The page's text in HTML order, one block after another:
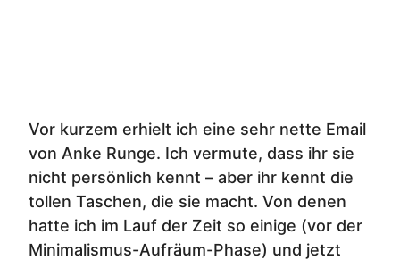
Vor kurzem erhielt ich eine sehr nette Email
von Anke Runge. Ich vermute, dass ihr sie
nicht persönlich kennt – aber ihr kennt die
tollen Taschen, die sie macht. Von denen
hatte ich im Lauf der Zeit so einige (vor der
Minimalismus-Aufräum-Phase) und jetzt